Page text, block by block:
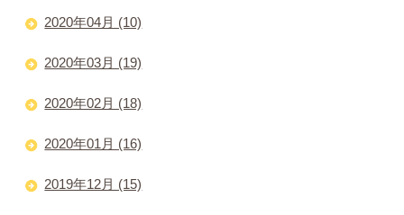
2020年04月 (10)
2020年03月 (19)
2020年02月 (18)
2020年01月 (16)
2019年12月 (15)